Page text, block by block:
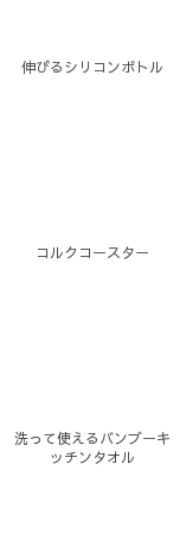
伸びるシリコンボトル
コルクコースター
洗って使えるバンブーキ
ッチンタオル